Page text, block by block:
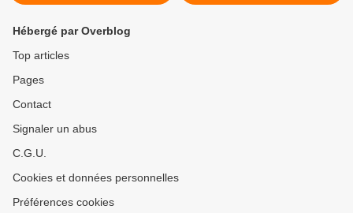
Hébergé par Overblog
Top articles
Pages
Contact
Signaler un abus
C.G.U.
Cookies et données personnelles
Préférences cookies